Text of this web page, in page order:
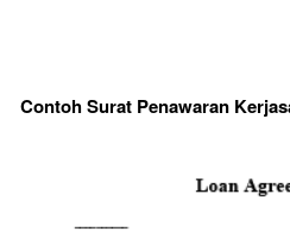
Contoh Surat Penawaran